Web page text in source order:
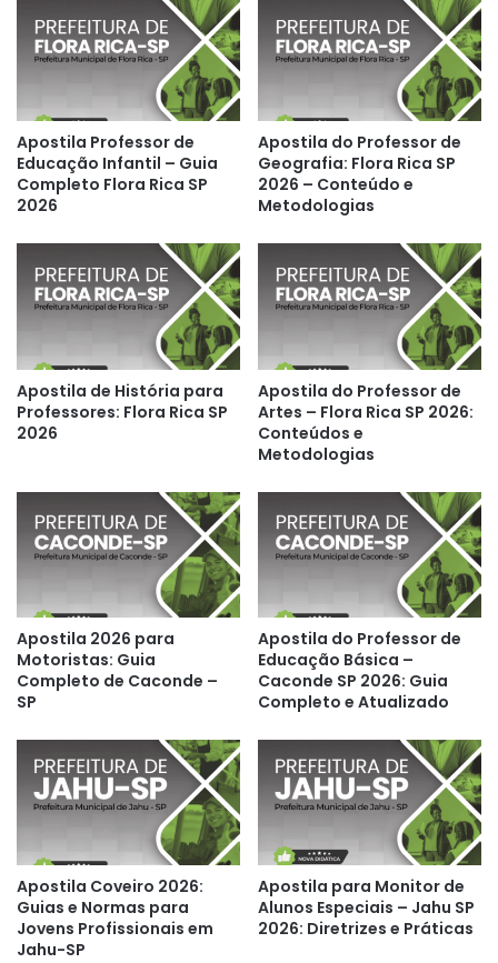
Apostila Professor de
Educação Infantil – Guia
Completo Flora Rica SP
2026
Apostila do Professor de
Geografia: Flora Rica SP
2026 – Conteúdo e
Metodologias
Apostila de História para
Professores: Flora Rica SP
2026
Apostila do Professor de
Artes – Flora Rica SP 2026:
Conteúdos e
Metodologias
Apostila 2026 para
Motoristas: Guia
Completo de Caconde –
SP
Apostila do Professor de
Educação Básica –
Caconde SP 2026: Guia
Completo e Atualizado
Apostila Coveiro 2026:
Guias e Normas para
Jovens Profissionais em
Jahu-SP
Apostila para Monitor de
Alunos Especiais – Jahu SP
2026: Diretrizes e Práticas